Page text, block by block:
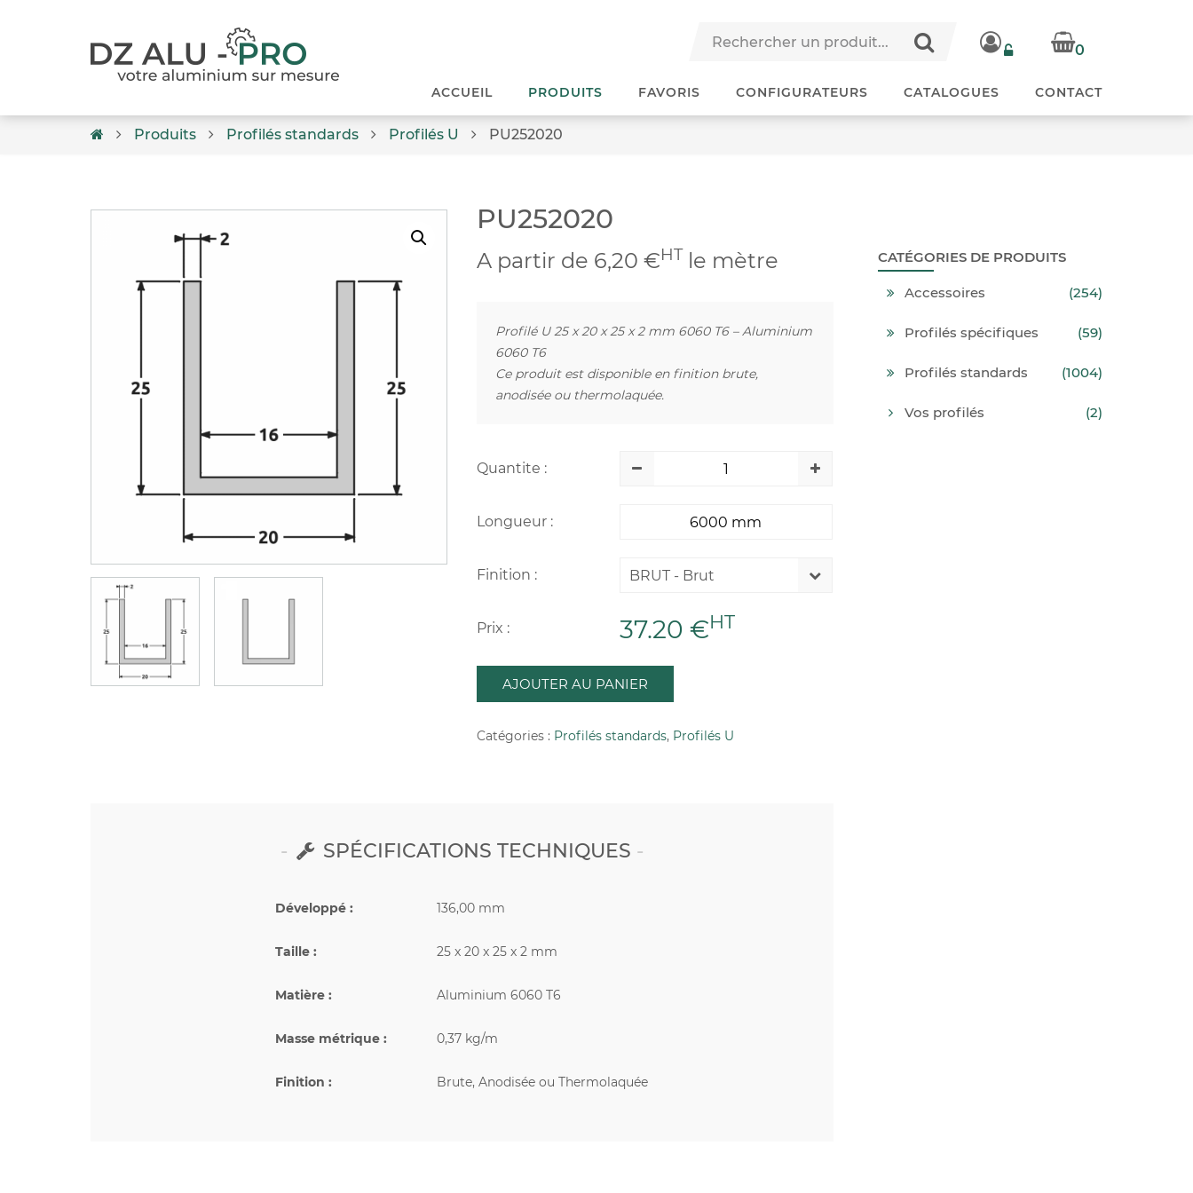
0
ACCUEIL PRODUITS FAVORIS CONFIGURATEURS CATALOGUES CONTACT
Produits Profilés standards Profilés U PU252020
PU252020
A partir de 6,20 €HT le mètre
Profilé U 25 x 20 x 25 x 2 mm 6060 T6 – Aluminium
6060 T6
Ce produit est disponible en finition brute,
anodisée ou thermolaquée.
Quantite :
Longueur :
Finition : BRUT - Brut
Prix : 37.20 €HT
AJOUTER AU PANIER
Catégories : Profilés standards, Profilés U
SPÉCIFICATIONS TECHNIQUES
Développé : 136,00 mm
Taille : 25 x 20 x 25 x 2 mm
Matière : Aluminium 6060 T6
Masse métrique : 0,37 kg/m
Finition : Brute, Anodisée ou Thermolaquée
CATÉGORIES DE PRODUITS
Accessoires (254)
Profilés spécifiques (59)
Profilés standards (1004)
Vos profilés (2)